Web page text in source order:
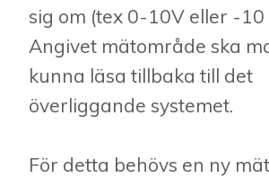
sig om (tex 0-10V eller -10
Angivet mätområde ska
kunna läsa tillbaka till det
överliggande systemet.
För detta behövs en ny